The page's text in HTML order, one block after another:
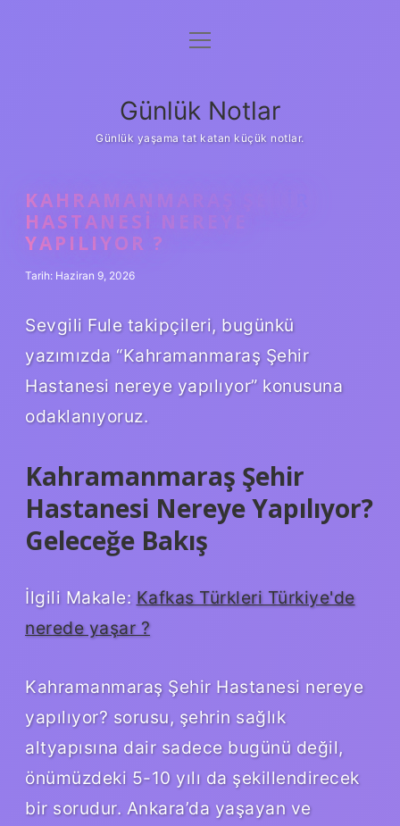
Anasayfa
Yasal Uyarı
menüyü
Günlük Notlar
Günlük yaşama tat katan küçük notlar.
KAHRAMANMARAŞ ŞEHIR
HASTANESI NEREYE
YAPILIYOR ?
Tarih: Haziran 9, 2026
Sevgili Fule takipçileri, bugünkü
yazımızda “Kahramanmaraş Şehir
Hastanesi nereye yapılıyor” konusuna
odaklanıyoruz.
Kahramanmaraş Şehir
Hastanesi Nereye Yapılıyor?
Geleceğe Bakış
İlgili Makale: Kafkas Türkleri Türkiye'de
nerede yaşar ?
Kahramanmaraş Şehir Hastanesi nereye
yapılıyor? sorusu, şehrin sağlık
altyapısına dair sadece bugünü değil,
önümüzdeki 5-10 yılı da şekillendirecek
bir sorudur. Ankara’da yaşayan ve